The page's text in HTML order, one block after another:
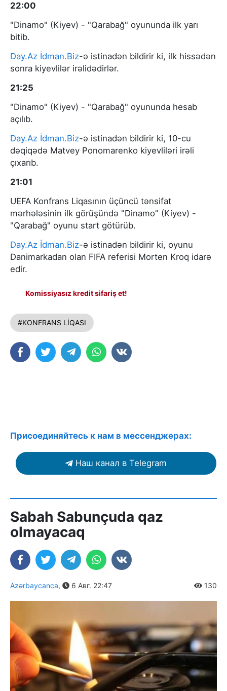
22:00
"Dinamo" (Kiyev) - "Qarabağ" oyununda ilk yarı
bitib.
Day.Az İdman.Biz-ə istinadən bildirir ki, ilk hissədən
sonra kiyevlilər irəlidədirlər.
21:25
"Dinamo" (Kiyev) - "Qarabağ" oyununda hesab
açılıb.
Day.Az İdman.Biz-ə istinadən bildirir ki, 10-cu
dəqiqədə Matvey Ponomarenko kiyevliləri irəli
çıxarıb.
21:01
UEFA Konfrans Liqasının üçüncü tənsifat
mərhələsinin ilk görüşündə "Dinamo" (Kiyev) -
"Qarabağ" oyunu start götürüb.
Day.Az İdman.Biz-ə istinadən bildirir ki, oyunu
Danimarkadan olan FIFA referisi Morten Kroq idarə
edir.
Komissiyasız kredit sifariş et!
#KONFRANS LİQASI
Присоединяйтесь к нам в мессенджерах:
Наш канал в Telegram
Sabah Sabunçuda qaz
olmayacaq
Azərbaycanca, 6 Авг. 22:47 130